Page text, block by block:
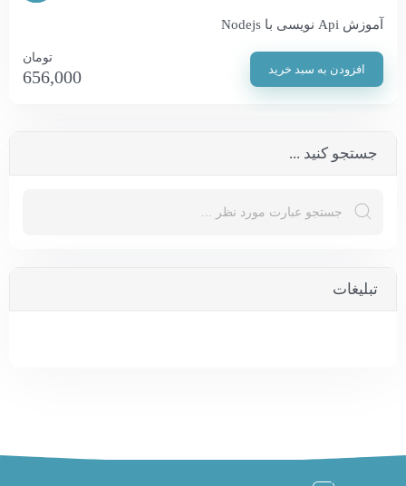
آموزش Api نویسی با Nodejs
افزودن به سبد خرید
تومان
656,000
جستجو کنید ...
تبلیغات